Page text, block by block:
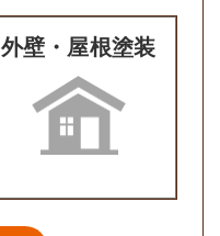
外壁・屋根塗装